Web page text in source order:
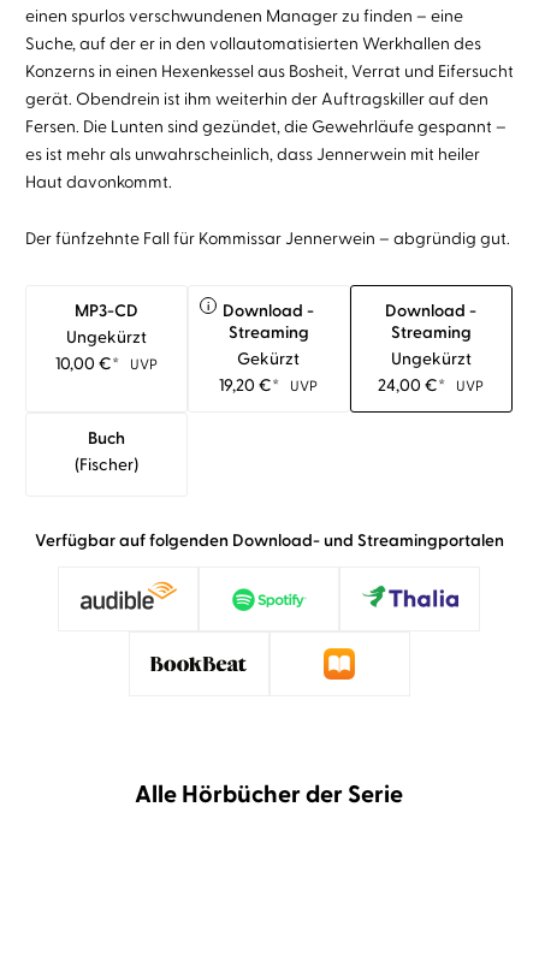
einen spurlos verschwundenen Manager zu finden – eine
Suche, auf der er in den vollautomatisierten Werkhallen des
Konzerns in einen Hexenkessel aus Bosheit, Verrat und Eifersucht
gerät. Obendrein ist ihm weiterhin der Auftragskiller auf den
Fersen. Die Lunten sind gezündet, die Gewehrläufe gespannt –
es ist mehr als unwahrscheinlich, dass Jennerwein mit heiler
Haut davonkommt.
Der fünfzehnte Fall für Kommissar Jennerwein – abgründig gut.
MP3-CD
Ungekürzt
10,00 €* UVP
i
Download -
Streaming
Gekürzt
19,20€* UVP
Download -
Streaming
Ungekürzt
24,00€* UVP
Buch
(fischer)
Verfügbar auf folgenden Download- und Streamingportalen
Alle Hörbücher der Serie